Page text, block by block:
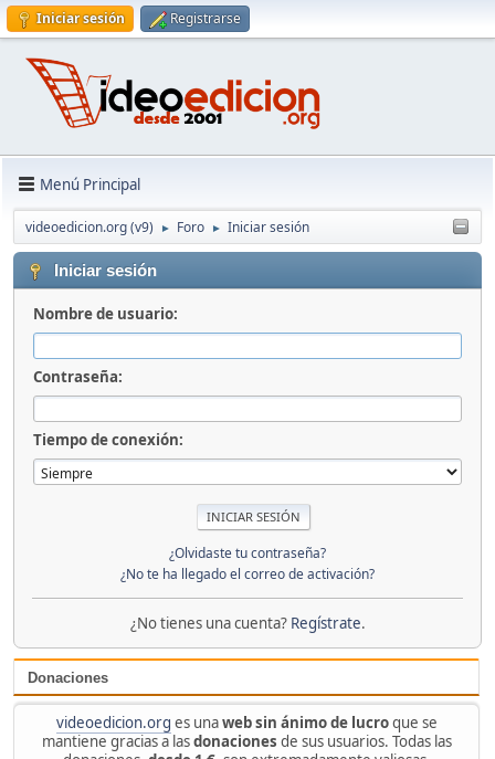
Iniciar sesión Registrarse
Menú Principal
videoedicion.org (v9) ► Foro ► Iniciar sesión
Donaciones
videoedicion.org es unaweb sin ánimo de lucroque se
mantiene gracias a lasdonaciones de sus usuarios. Todas las
Iniciar sesión
Nombre de usuario:
Contraseña:
Tiempo de conexión:
¿Olvidaste tu contraseña?
¿No te ha llegado el correo de activación?
¿No tienes una cuenta? Regístrate.